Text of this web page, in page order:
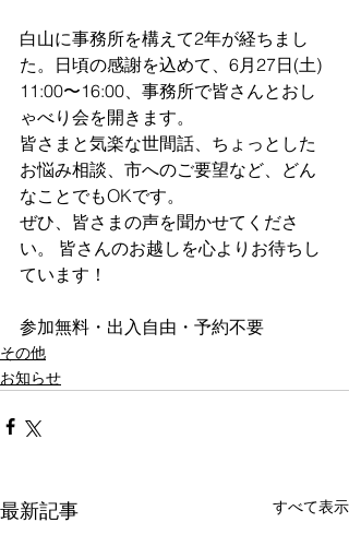
白山に事務所を構えて2年が経ちまし
た。日頃の感謝を込めて、6月27日(土)
11:00〜16:00、事務所で皆さんとおし
ゃべり会を開きます。
皆さまと気楽な世間話、ちょっとした
お悩み相談、市へのご要望など、どん
なことでもOKです。
ぜひ、皆さまの声を聞かせてくださ
い。 皆さんのお越しを心よりお待ちし
ています！
参加無料・出入自由・予約不要
その他
お知らせ
最新記事 すべて表示